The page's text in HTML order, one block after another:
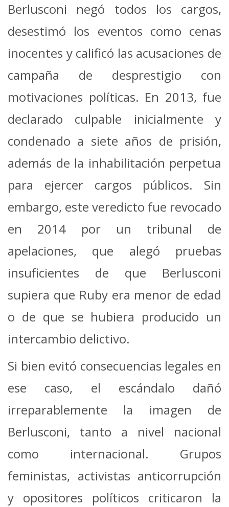
Berlusconi negó todos los cargos,
desestimó los eventos como cenas
inocentes y calificó las acusaciones de
campaña de desprestigio con
motivaciones políticas. En 2013, fue
declarado culpable inicialmente y
condenado a siete años de prisión,
además de la inhabilitación perpetua
para ejercer cargos públicos. Sin
embargo, este veredicto fue revocado
en 2014 por un tribunal de
apelaciones, que alegó pruebas
insuficientes de que Berlusconi
supiera que Ruby era menor de edad
o de que se hubiera producido un
intercambio delictivo.
Si bien evitó consecuencias legales en
ese caso, el escándalo dañó
irreparablemente la imagen de
Berlusconi, tanto a nivel nacional
como internacional. Grupos
feministas, activistas anticorrupción
y opositores políticos criticaron la